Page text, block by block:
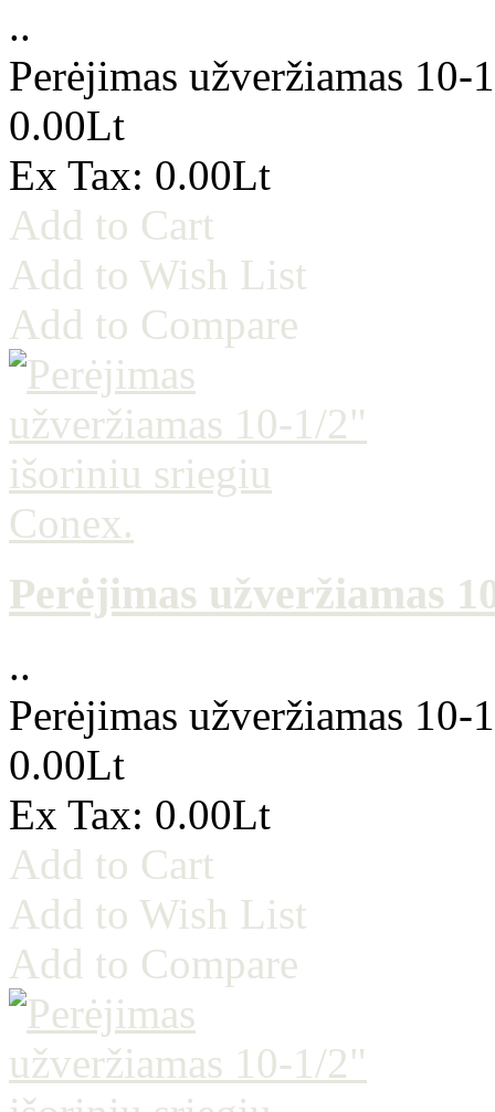
..
Perėjimas užveržiamas
0.00Lt
Ex Tax: 0.00Lt
Add to Cart
Add to Wish List
Add to Compare
Perėjimas užveržiamas
..
Perėjimas užveržiamas
0.00Lt
Ex Tax: 0.00Lt
Add to Cart
Add to Wish List
Add to Compare